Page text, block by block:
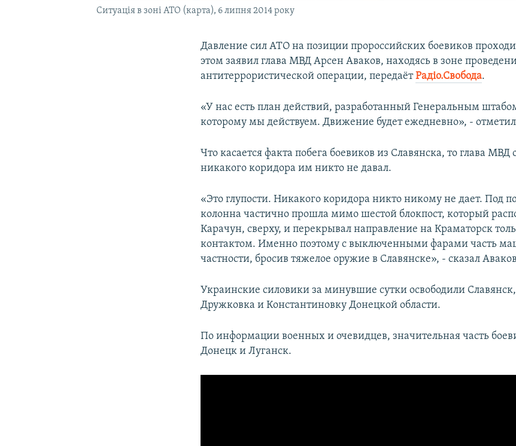
Ситуація в зоні АТО (карта), 6 липня 2014 року
Давление сил АТО на позиции пророссийских боевиков
этом заявил глава МВД Арсен Аваков, находясь в зоне
антитеррористической операции, передаётРадіо.Свобода.
«У нас есть план действий, разработанный Генеральным
которому мы действуем. Движение будет ежедневно», -
Что касается факта побега боевиков из Славянска, то глава МВД
никакого коридора им никто не давал.
«Это глупости. Никакого коридора никто никому не дает. Под
колонна частично прошла мимо шестой блокпост, который
Карачун, сверху, и перекрывал направление на Краматорск
контактом. Именно поэтому с выключенными фарами часть
частности, бросив тяжелое оружие в Славянске», - сказал
Украинские силовики за минувшие сутки освободили
Дружковка и Константиновку Донецкой области.
По информации военных и очевидцев, значительная часть
Донецк и Луганск.